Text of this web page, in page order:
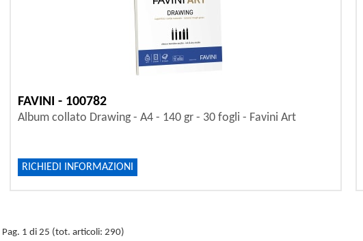
FAVINI - 100782
Album collato Drawing - A4 - 140 gr - 30 fogli - Favini Art
RICHIEDI INFORMAZIONI
Pag. 1 di 25 (tot. articoli: 290)